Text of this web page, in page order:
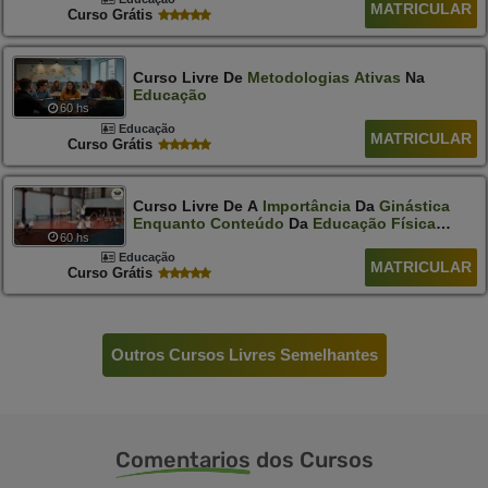
Curso Grátis MATRICULAR
60 hs
Curso Livre De Metodologias Ativas Na
Educação
Educação
Curso Grátis MATRICULAR
60 hs
Curso Livre De A ImportânciaDa Ginástica
Enquanto Conteúdo Da Educação Física
Educação
Curso Grátis MATRICULAR
Outros Cursos Livres Semelhantes
Comentarios dos Cursos